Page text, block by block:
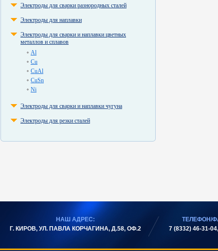
Электроды для сварки разнородных сталей
Электроды для наплавки
Электроды для сварки и наплавки цветных
металлов и сплавов
Al
Cu
CuAl
CuSn
Ni
Электроды для сварки и наплавки чугуна
Электроды для резки сталей
НАШ АДРЕС:
Г. КИРОВ, УЛ. ПАВЛА КОРЧАГИНА, Д.58, ОФ.2
ТЕЛЕФОН/
7 (8332) 46-31-